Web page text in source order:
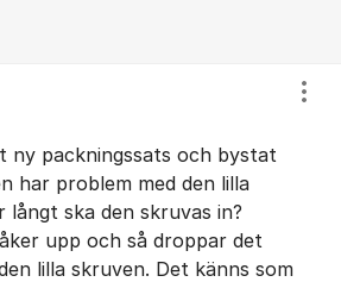
ny packningssats och bystat
har problem med den lilla
långt ska den skruvas in?
upp och så droppar det
lilla skruven. Det känns som